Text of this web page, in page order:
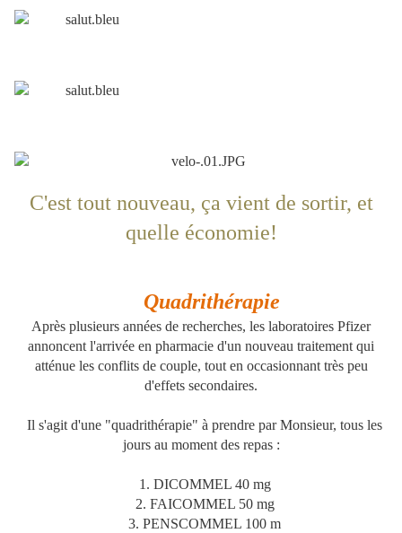
C'est tout nouveau, ça vient de sortir, et
quelle économie!
Quadrithérapie
Après plusieurs années de recherches, les laboratoires Pfizer
annoncent l'arrivée en pharmacie d'un nouveau traitement qui
atténue les conflits de couple, tout en occasionnant très peu
d'effets secondaires.
Il s'agit d'une "quadrithérapie" à prendre par Monsieur, tous les
jours au moment des repas :
1. DICOMMEL 40 mg
2. FAICOMMEL 50 mg
3. PENSCOMMEL 100 m